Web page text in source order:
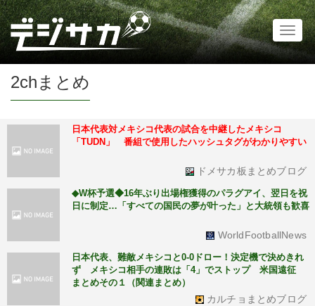
2chまとめ
日本代表対メキシコ代表の試合を中継したメキシコ
「TUDN」 番組で使用したハッシュタグがわかりやすい
ドメサカ板まとめブログ
◆W杯予選◆16年ぶり出場権獲得のパラグアイ、翌日を祝
日に制定…「すべての国民の夢が叶った」と大統領も歓喜
WorldFootballNews
日本代表、難敵メキシコと0-0ドロー！決定機で決めきれ
ず メキシコ相手の連敗は「4」でストップ 米国遠征
まとめその１（関連まとめ）
カルチョまとめブログ